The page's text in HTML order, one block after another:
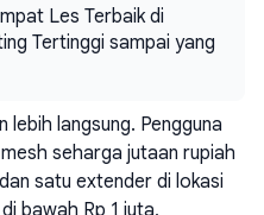
Les Terbaik di
Tertinggi sampai yang
lebih langsung. Pengguna
seharga jutaan rupiah
satu extender di lokasi
bawah Rp 1 juta,